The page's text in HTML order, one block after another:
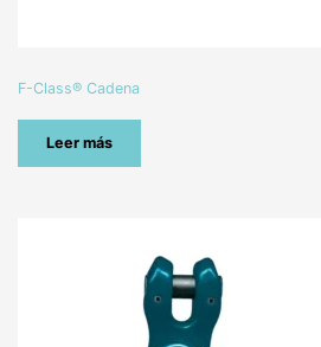
F-Class® Cadena
Leer más